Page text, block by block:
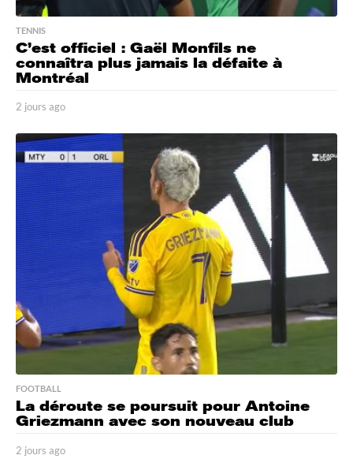
TENNIS
C’est officiel : Gaël Monfils ne
connaîtra plus jamais la défaite à
Montréal
2 jours ago
o
u
r
a
g
o
FOOTBALL
La déroute se poursuit pour Antoine
Griezmann avec son nouveau club
2 jours ago